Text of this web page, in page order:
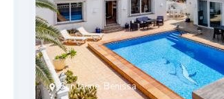
San Jaime, Benissa